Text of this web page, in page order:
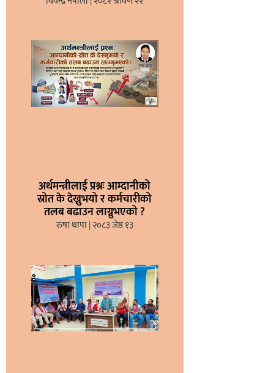
अर्थमन्त्रीलाई प्रश्नः आम्दानीको
स्रोत के देख्नुभयो र कर्मचारीको
तलब बढाउन लाग्नुभएको ?
रुषा थापा २०८३ जेष्ठ १३